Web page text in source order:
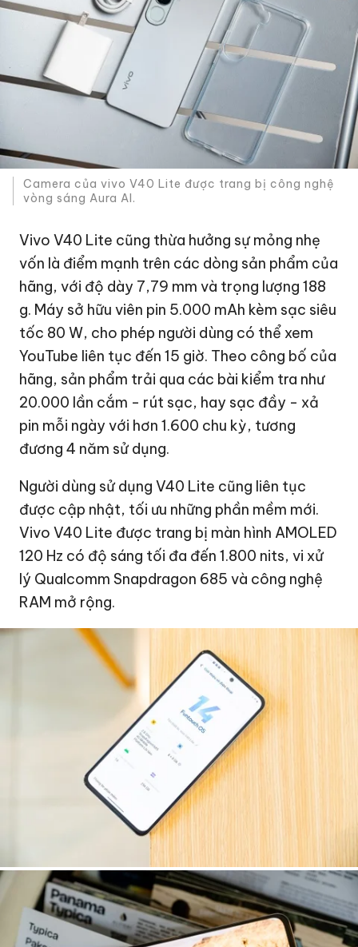
Camera của vivo V40 Lite được trang bị công nghệ
vòng sáng Aura AI.
Vivo V40 Lite cũng thừa hưởng sự mỏng nhẹ
vốn là điểm mạnh trên các dòng sản phẩm của
hãng, với độ dày 7,79 mm và trọng lượng 188
g. Máy sở hữu viên pin 5.000 mAh kèm sạc siêu
tốc 80 W, cho phép người dùng có thể xem
YouTube liên tục đến 15 giờ. Theo công bố của
hãng, sản phẩm trải qua các bài kiểm tra như
20.000 lần cắm - rút sạc, hay sạc đầy - xả
pin mỗi ngày với hơn 1.600 chu kỳ, tương
đương 4 năm sử dụng.
Người dùng sử dụng V40 Lite cũng liên tục
được cập nhật, tối ưu những phần mềm mới.
Vivo V40 Lite được trang bị màn hình AMOLED
120 Hz có độ sáng tối đa đến 1.800 nits, vi xử
lý Qualcomm Snapdragon 685 và công nghệ
RAM mở rộng.